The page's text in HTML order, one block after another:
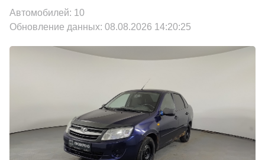
Автомобилей: 10
Обновление данных: 08.08.2026 14:20:25